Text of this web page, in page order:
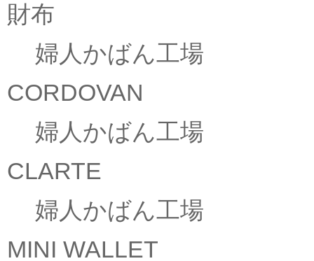
財布
婦人かばん工場
CORDOVAN
婦人かばん工場
CLARTE
婦人かばん工場
MINI WALLET